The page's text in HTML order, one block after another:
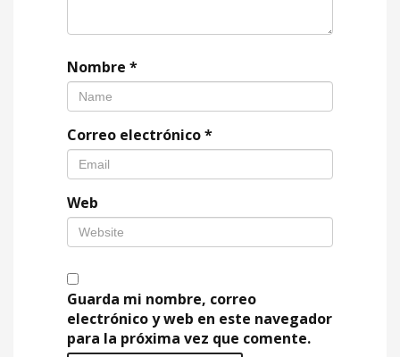
Nombre *
Correo electrónico*
Web
Guarda mi nombre, correo
electrónico y web en este navegador
para la próxima vez que comente.